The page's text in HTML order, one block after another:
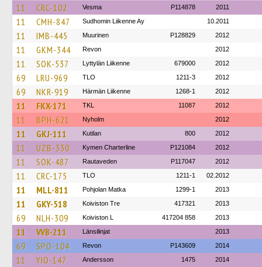
11 CRC-102 Vesma P114878 2011
11 CMH-847 Sudhomin Liikenne Ay 10.2011
11 IMB-445 Muurinen P128829 2012
11 GKM-344 Revon 2012
11 SOK-537 Lyttylän Liikenne 679000 2012
69 LRU-969 TLO 1211-3 2012
69 NKR-919 Härmän Liikenne 1268-1 2012
11 FKX-171 TKL 11087 2012
11 BPH-621 Nyholm 2012
11 GKJ-111 Kutilan 800 2012
11 UZB-330 Kymen Charterline P121084 2012
11 SOK-487 Rautaveden P117047 2012
11 CRC-175 TLO 1211-1 02.2012
11 MLL-811 Pohjolan Matka 1299-1 2013
11 GKY-518 Koiviston Tre 417321 2013
69 NLH-309 Koiviston L 417204 858 2013
11 VVB-211 Länsilinjat 2013
69 SPO-104 Revon P143609 2014
11 YIO-147 Andersson 1475 2014